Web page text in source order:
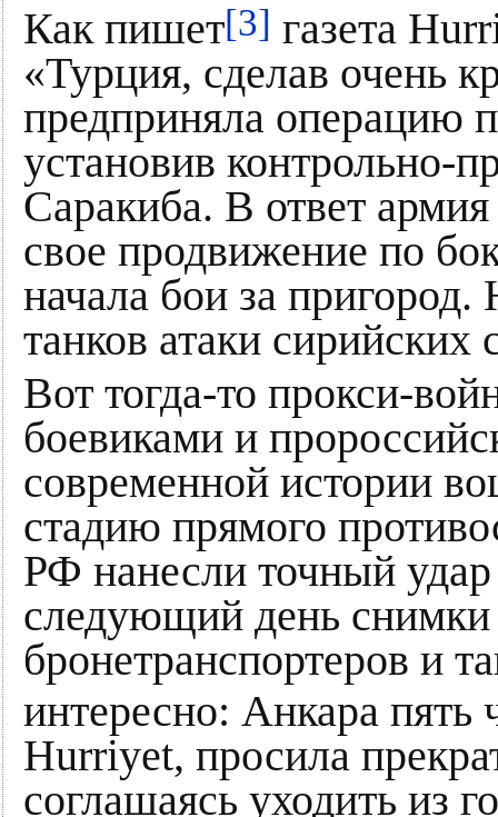
Как пишет[3] газета
«Турция, сделав очень
предприняла операцию
установив контрольно-
Саракиба. В ответ
свое продвижение по
начала бои за
танков атаки сирийских
Вот тогда-то прокси-
боевиками и
современной истории
стадию прямого
РФ нанесли точный
следующий день снимки
бронетранспортеров и
интересно: Анкара пять
Hurriyet, просила
соглашаясь уходить из